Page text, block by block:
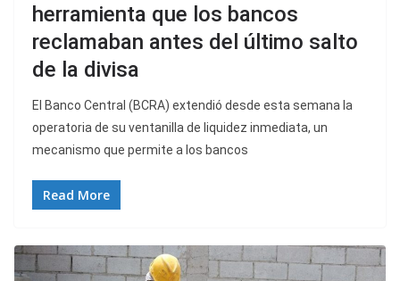
herramienta que los bancos
reclamaban antes del último salto
de la divisa
El Banco Central (BCRA) extendió desde esta semana la
operatoria de su ventanilla de liquidez inmediata, un
mecanismo que permite a los bancos
Read More